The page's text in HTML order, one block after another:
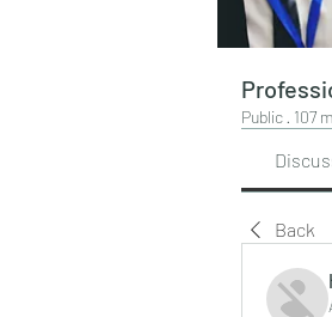
Public · 107
Back